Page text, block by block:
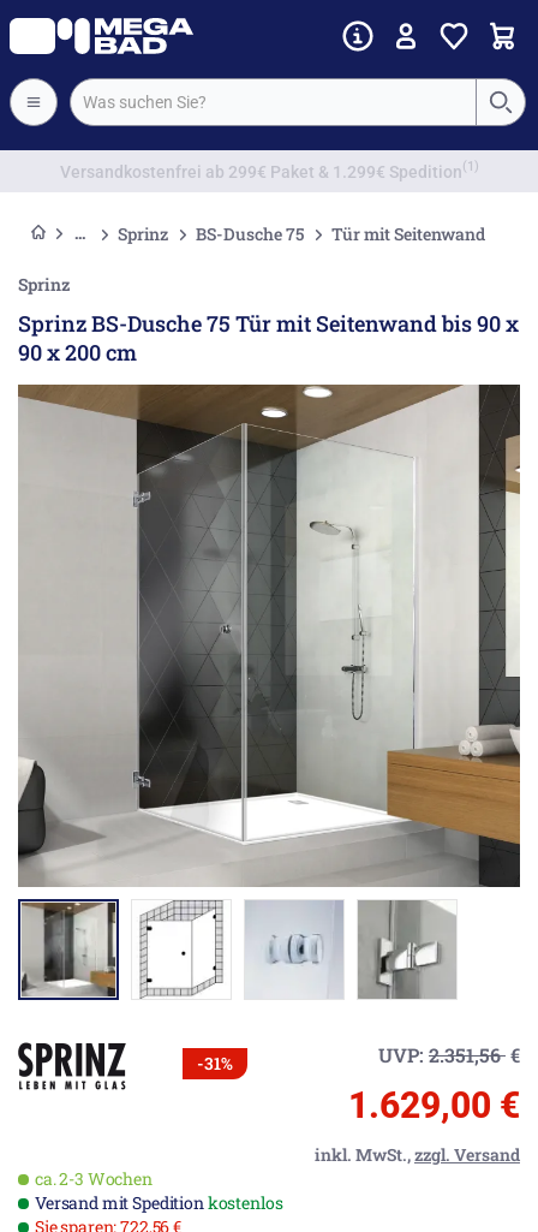
Vorkassenrabatt
Sprinz BS-Dusche 75 Tür mit Seitenwand
Sprinz
Sprinz BS-Dusche 75 Tür mit Seitenwand bis 90 x
90 x 200 cm
-31% UVP: 2.351,56€
1.629,00 €
inkl. MwSt.,zzgl. Versand
ca. 2-3 Wochen
Versand mit Speditionkostenlos
Sie sparen: 722,56 €